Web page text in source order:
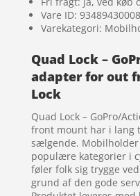
Vare ID:
Varekategori:
Quad Lock –
adapter for out
Lock
Quad Lock – GoPro/
front mount har i lang
sælgende. Mobilholder
populære kategorier i
føler folk sig trygge
grund af den gode